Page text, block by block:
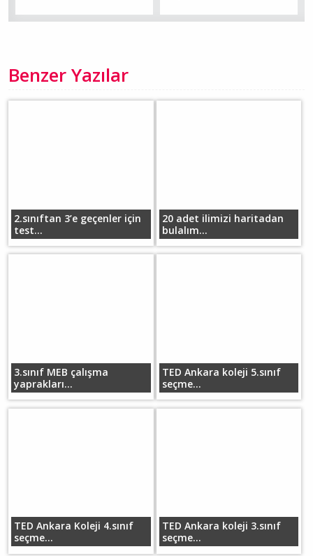
Benzer Yazılar
2.sınıftan 3’e geçenler için
test...
20 adet ilimizi haritadan
bulalım...
3.sınıf MEB çalışma
yaprakları...
TED Ankara koleji 5.sınıf
seçme...
TED Ankara Koleji 4.sınıf
seçme...
TED Ankara koleji 3.sınıf
seçme...